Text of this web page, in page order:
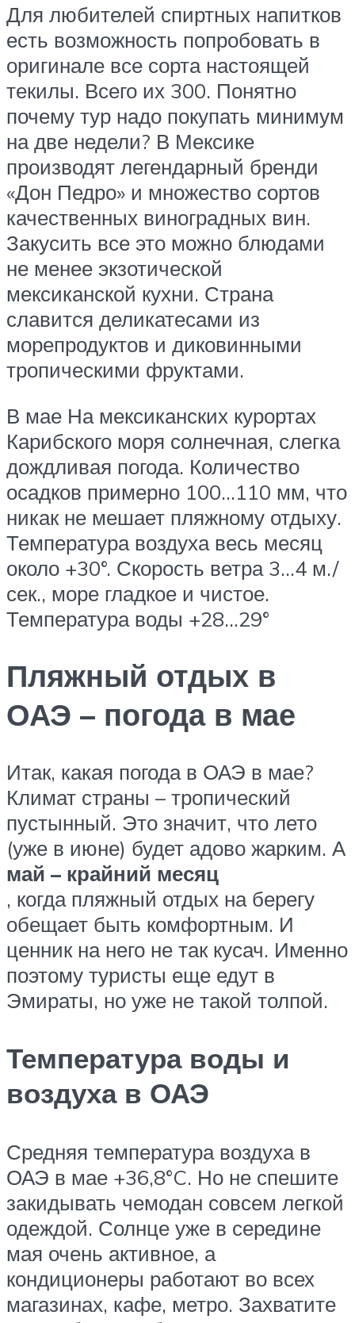
Для любителей спиртных напитков
есть возможность попробовать в
оригинале все сорта настоящей
текилы. Всего их 300. Понятно
почему тур надо покупать минимум
на две недели? В Мексике
производят легендарный бренди
«Дон Педро» и множество сортов
качественных виноградных вин.
Закусить все это можно блюдами
не менее экзотической
мексиканской кухни. Страна
славится деликатесами из
морепродуктов и диковинными
тропическими фруктами.
В мае На мексиканских курортах
Карибского моря солнечная, слегка
дождливая погода. Количество
осадков примерно 100…110 мм, что
никак не мешает пляжному отдыху.
Температура воздуха весь месяц
около +30°. Скорость ветра 3…4 м./
сек., море гладкое и чистое.
Температура воды +28…29°
Пляжный отдых в
ОАЭ – погода в мае
Итак, какая погода в ОАЭ в мае?
Климат страны – тропический
пустынный. Это значит, что лето
(уже в июне) будет адово жарким. А
май – крайний месяц
, когда пляжный отдых на берегу
обещает быть комфортным. И
ценник на него не так кусач. Именно
поэтому туристы еще едут в
Эмираты, но уже не такой толпой.
Температура воды и
воздуха в ОАЭ
Средняя температура воздуха в
ОАЭ в мае +36,8°C. Но не спешите
закидывать чемодан совсем легкой
одеждой. Солнце уже в середине
мая очень активное, а
кондиционеры работают во всех
магазинах, кафе, метро. Захватите